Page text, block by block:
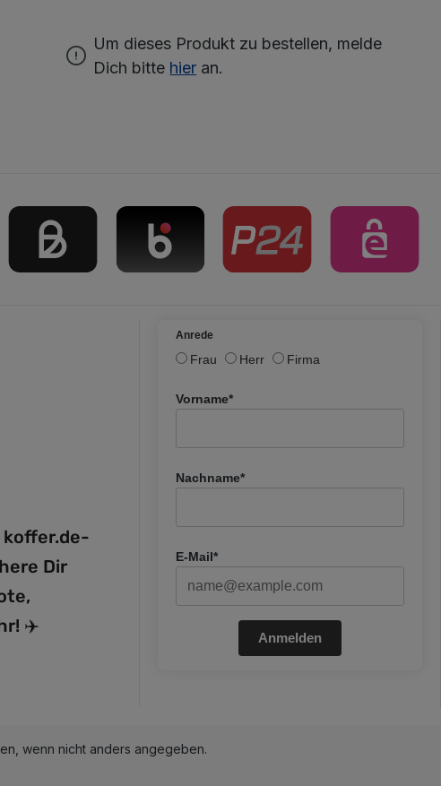
Um dieses Produkt zu bestellen, melde
Dich bitte hier an.
koffer.de-
Dir
✈️
Anrede
Frau Herr Firma
Vorname*
Nachname*
E-Mail*
Anmelden
wenn nicht anders angegeben.